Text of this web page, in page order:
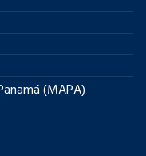
(MAPA)